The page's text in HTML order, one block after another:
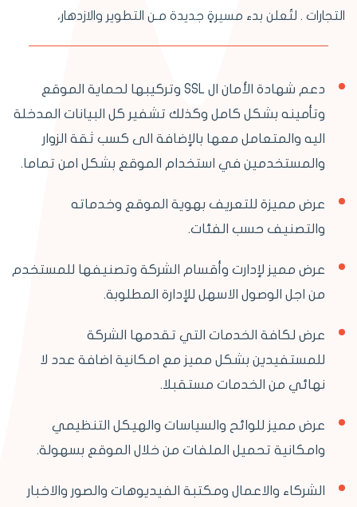
التجارات . لتُعلن بدء مسيرةٍ جديدة مـن التطوير والازدهار،
دعم شهادة الأمان ال SSL وتركيبها لحماية الموقع
وتأمينه بشكل كامل وكذلك تشفير كل البيانات المدخلة
اليه والمتعامل معها بالإضافة الى كسب ثقة الزوار
والمستخدمين في استخدام الموقع بشكل امن تماما.
عرض مميزة للتعريف بهوية الموقع وخدماته
والتصنيف حسب الفئات.
عرض مميز لإدارت وأقسام الشركة وتصنيفها للمستخدم
من اجل الوصول الاسهل للإدارة المطلوبة.
عرض لكافة الخدمات التي تقدمها الشركة
للمستفيدين بشكل مميز مع امكانية اضافة عدد لا
نهائي من الخدمات مستقبلا.
عرض مميز للوائح والسياسات والهيكل التنظيمي
وامكانية تحميل الملفات من خلال الموقع بسهولة.
الشركاء والاعمال ومكتبة الفيديوهات والصور والاخبار